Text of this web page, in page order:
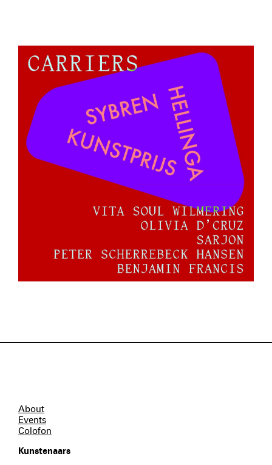
About
Events
Colofon
Kunstenaars